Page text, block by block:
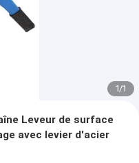
1/1
Leveur de surface
avec levier d'acier